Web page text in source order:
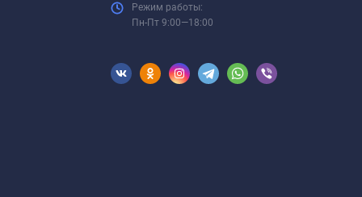
Режим работы:
Пн-Пт 9:00—18:00